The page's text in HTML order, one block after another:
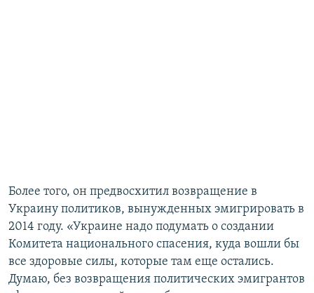
Более того, он предвосхитил возвращение в
Украину политиков, вынужденных эмигрировать в
2014 году. «Украине надо подумать о создании
Комитета национального спасения, куда вошли бы
все здоровые силы, которые там еще остались.
Думаю, без возвращения политических эмигрантов